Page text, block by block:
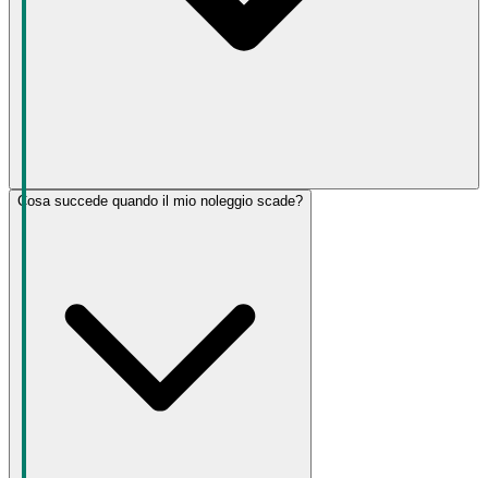
Cosa succede quando il mio noleggio scade?